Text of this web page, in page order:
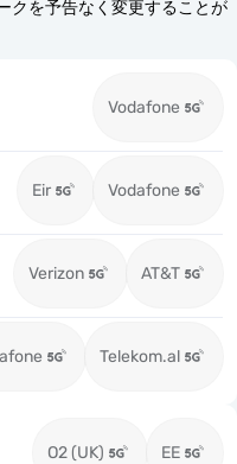
クを予告なく変更することが
Vodafone
Eir Vodafone
Verizon AT&T
Telekom.al
O2 (UK) EE